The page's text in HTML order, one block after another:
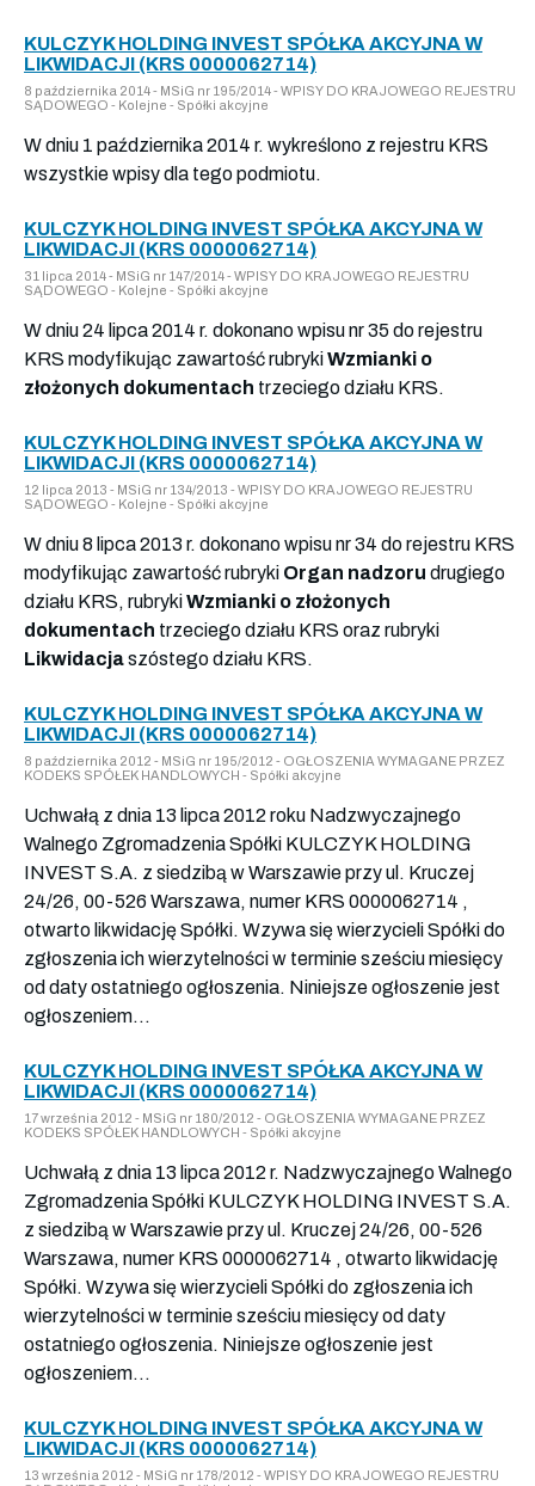
KULCZYK HOLDING INVEST SPÓŁKA AKCYJNA W
LIKWIDACJI (KRS 0000062714)
8 października 2014 - MSiG nr 195/2014 - WPISY DO KRAJOWEGO REJESTRU
SĄDOWEGO - Kolejne - Spółki akcyjne
W dniu 1 października 2014 r. wykreślono z rejestru KRS
wszystkie wpisy dla tego podmiotu.
KULCZYK HOLDING INVEST SPÓŁKA AKCYJNA W
LIKWIDACJI (KRS 0000062714)
31 lipca 2014 - MSiG nr 147/2014 - WPISY DO KRAJOWEGO REJESTRU
SĄDOWEGO - Kolejne - Spółki akcyjne
W dniu 24 lipca 2014 r. dokonano wpisu nr 35 do rejestru
KRS modyfikując zawartość rubrykiWzmianki o
złożonych dokumentach trzeciego działu KRS.
KULCZYK HOLDING INVEST SPÓŁKA AKCYJNA W
LIKWIDACJI (KRS 0000062714)
12 lipca 2013 - MSiG nr 134/2013 - WPISY DO KRAJOWEGO REJESTRU
SĄDOWEGO - Kolejne - Spółki akcyjne
W dniu 8 lipca 2013 r. dokonano wpisu nr 34 do rejestru KRS
modyfikując zawartość rubryki Organ nadzoru drugiego
działu KRS, rubrykiWzmianki o złożonych
dokumentach trzeciego działu KRS oraz rubryki
Likwidacjaszóstego działu KRS.
KULCZYK HOLDING INVEST SPÓŁKA AKCYJNA W
LIKWIDACJI (KRS 0000062714)
8 października 2012 - MSiG nr 195/2012 - OGŁOSZENIA WYMAGANE PRZEZ
KODEKS SPÓŁEK HANDLOWYCH - Spółki akcyjne
Uchwałą z dnia 13 lipca 2012 roku Nadzwyczajnego
Walnego Zgromadzenia Spółki KULCZYK HOLDING
INVEST S.A. z siedzibą w Warszawie przy ul. Kruczej
24/26, 00-526 Warszawa, numer KRS 0000062714 ,
otwarto likwidację Spółki. Wzywa się wierzycieli Spółki do
zgłoszenia ich wierzytelności w terminie sześciu miesięcy
od daty ostatniego ogłoszenia. Niniejsze ogłoszenie jest
ogłoszeniem...
KULCZYK HOLDING INVEST SPÓŁKA AKCYJNA W
LIKWIDACJI (KRS 0000062714)
17 września 2012 - MSiG nr 180/2012 - OGŁOSZENIA WYMAGANE PRZEZ
KODEKS SPÓŁEK HANDLOWYCH - Spółki akcyjne
Uchwałą z dnia 13 lipca 2012 r. Nadzwyczajnego Walnego
Zgromadzenia Spółki KULCZYK HOLDING INVEST S.A.
z siedzibą w Warszawie przy ul. Kruczej 24/26, 00-526
Warszawa, numer KRS 0000062714 , otwarto likwidację
Spółki. Wzywa się wierzycieli Spółki do zgłoszenia ich
wierzytelności w terminie sześciu miesięcy od daty
ostatniego ogłoszenia. Niniejsze ogłoszenie jest
ogłoszeniem...
KULCZYK HOLDING INVEST SPÓŁKA AKCYJNA W
LIKWIDACJI (KRS 0000062714)
13 września 2012 - MSiG nr 178/2012 - WPISY DO KRAJOWEGO REJESTRU